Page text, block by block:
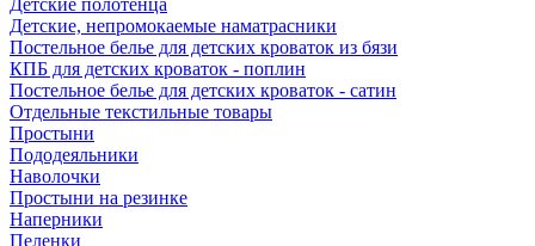
Детские полотенца
Детские, непромокаемые наматрасники
Постельное белье для детских кроваток из бязи
КПБ для детских кроваток - поплин
Постельное белье для детских кроваток - сатин
Отдельные текстильные товары
Простыни
Пододеяльники
Наволочки
Простыни на резинке
Наперники
Пеленки